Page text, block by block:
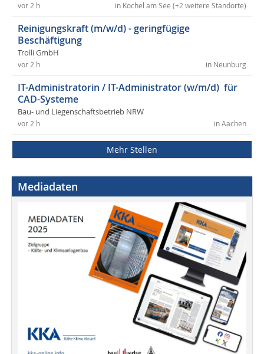
in Kochel am See (+2 weitere Standorte)
vor 2 h
Reinigungskraft (m/w/d) - geringfügige
Beschäftigung
Trolli GmbH
in Neunburg
vor 2 h
IT-Administratorin / IT-Administrator (w/m/d) für
CAD-Systeme
Bau- und Liegenschaftsbetrieb NRW
in Aachen
vor 2 h
Mehr Stellen
Mediadaten